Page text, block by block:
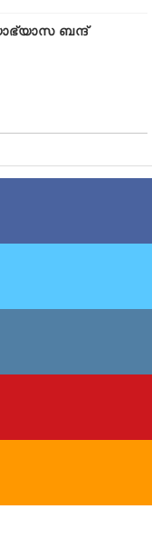
ബന്ദ്